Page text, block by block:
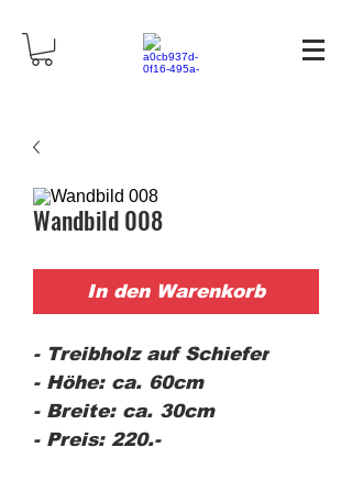
Wandbild 008
In den Warenkorb
- Treibholz auf Schiefer
- Höhe: ca. 60cm
- Breite: ca. 30cm
- Preis: 220.-